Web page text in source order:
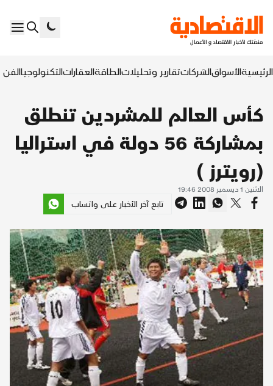
الرئيسيةالأسواقالشركاتتقارير وتحليلاتالطاقةالعقاراتالتكنولوجياالفن
كأس العالم للمشردين تنطلق
بمشاركة 56 دولة في استراليا
(رويترز )
الاثنين 1 ديسمبر 2008 19:46
تابع آخر الأخبار على واتساب